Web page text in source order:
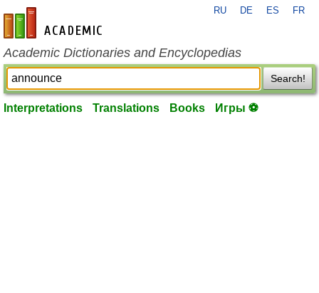
en-academic.com
RU DE ES FR
Academic Dictionaries and Encyclopedias
Search!
Interpretations Translations Books Игры ⚽